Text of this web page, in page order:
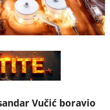
Vučić boravio